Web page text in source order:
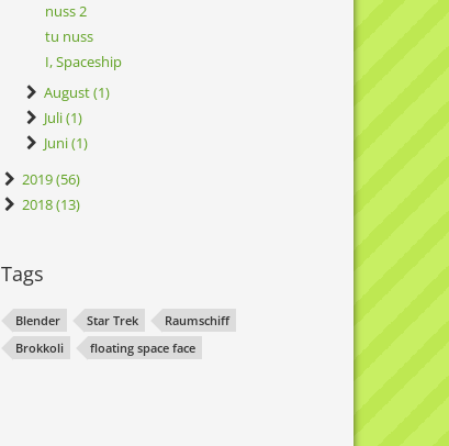
nuss 2
tu nuss
I, Spaceship
August (1)
Juli (1)
Juni (1)
2019 (56)
2018 (13)
Tags
Blender Star Trek
Raumschiff
Brokkoli
floating space face